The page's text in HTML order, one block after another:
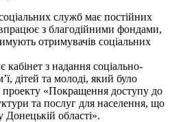
служб має постійних
з благодійними фондами,
отримувачів соціальних
з надання соціально-
дітей та молоді, який було
проекту «Покращення доступу до
та послуг для населення, що
Донецькій області».